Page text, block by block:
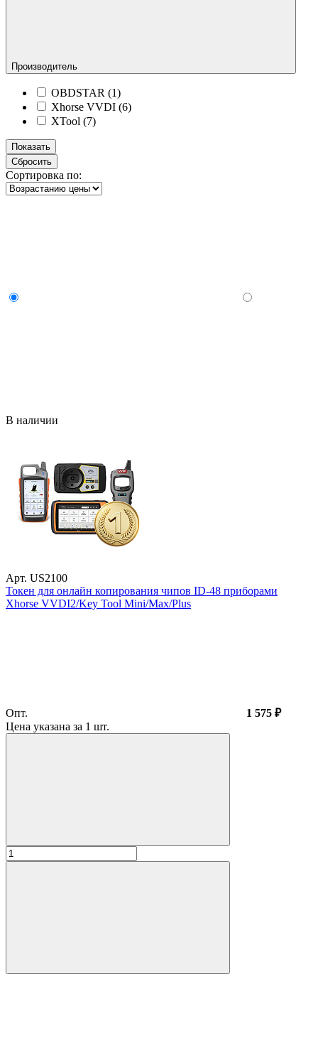
Производитель
OBDSTAR (1)
Xhorse VVDI (6)
XTool (7)
Сортировка по:
В наличии
Арт. US2100
Токен для онлайн копирования чипов ID-48 приборами
Xhorse VVDI2/Key Tool Mini/Max/Plus
Опт.
1 575 ₽
Цена указана за 1 шт.